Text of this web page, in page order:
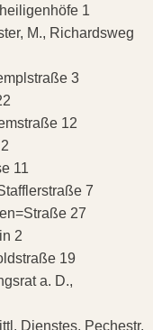
1
M., Richardsweg
3
12
11
7
27
2
19
a. D.,
Dienstes, Pechestr.